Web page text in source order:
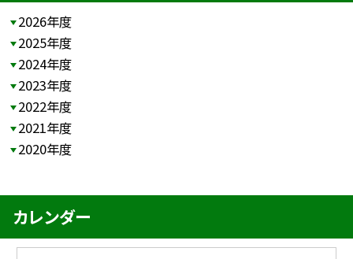
2026年度
2025年度
2024年度
2023年度
2022年度
2021年度
2020年度
カレンダー